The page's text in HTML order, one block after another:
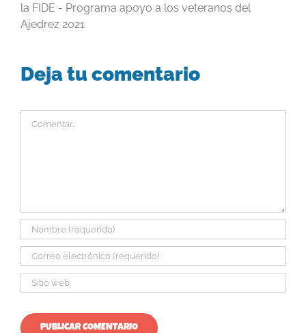
la FIDE - Programa apoyo a los veteranos del
Ajedrez 2021
Deja tu comentario